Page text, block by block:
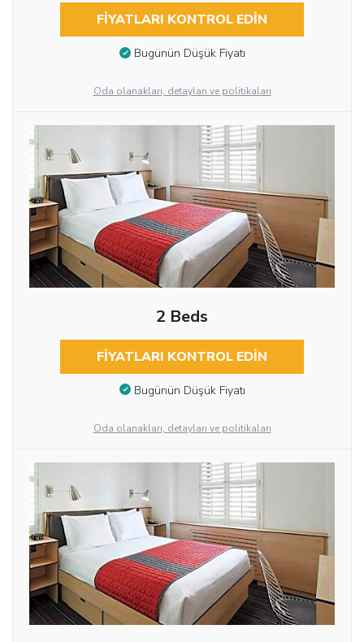
FIYATLARI KONTROL EDIN
Bugünün Düşük Fiyatı
Oda olanakları, detayları ve politikaları
2 Beds
FIYATLARI KONTROL EDIN
Bugünün Düşük Fiyatı
Oda olanakları, detayları ve politikaları